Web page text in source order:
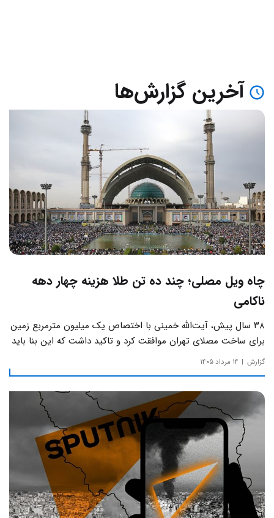
آخرین گزارش‌ها
چاه ویل مصلی؛ چند ده تن طلا هزینه چهار دهه
ناکامی
۳۸ سال پیش، آیت‌الله خمینی با اختصاص یک میلیون مترمربع زمین
برای ساخت مصلای تهران موافقت کرد و تاکید داشت که این بنا باید
به دور از زرق‌وبرق و یادآور سادگی مساجد صدر اسلام باشد.
گزارش ۱۴ مرداد ۱۴۰۵